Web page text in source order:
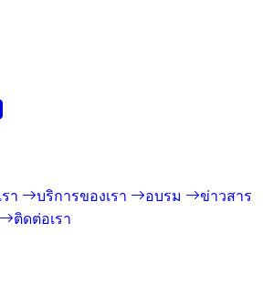
า บริการของเรา อบรม
ข่าวสาร
ติดต่อเรา